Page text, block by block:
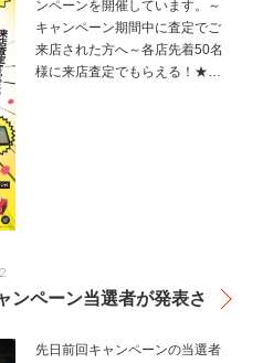
ンペーンを開催しています。～
キャンペーン期間中に査定でご
来店された方へ～各店先着50名
様に来店査定でもらえる！★アッ
ンペーン当選者が発表さ
先日前回キャンペーンの当選者